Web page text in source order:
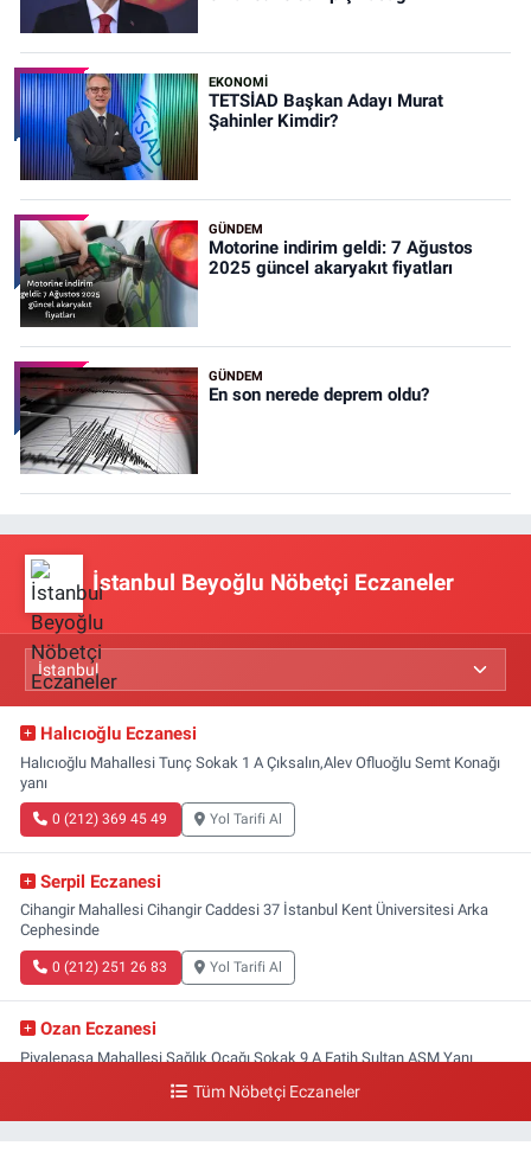
EKONOMİ
TETSİAD Başkan Adayı Murat
Şahinler Kimdir?
GÜNDEM
Motorine indirim geldi: 7 Ağustos
2025 güncel akaryakıt fiyatları
GÜNDEM
En son nerede deprem oldu?
İstanbul Beyoğlu Nöbetçi Eczaneler
Halıcıoğlu Eczanesi
Halıcıoğlu Mahallesi Tunç Sokak 1 A Çıksalın,Alev Ofluoğlu Semt Konağı
yanı
0 (212) 369 45 49 Yol Tarifi Al
Serpil Eczanesi
Cihangir Mahallesi Cihangir Caddesi 37 İstanbul Kent Üniversitesi Arka
Cephesinde
0 (212) 251 26 83 Yol Tarifi Al
Ozan Eczanesi
Piyalepaşa Mahallesi Sağlık Ocağı Sokak 9 A Fatih Sultan ASM Yanı
Yol Tarifi Al
Tüm Nöbetçi Eczaneler